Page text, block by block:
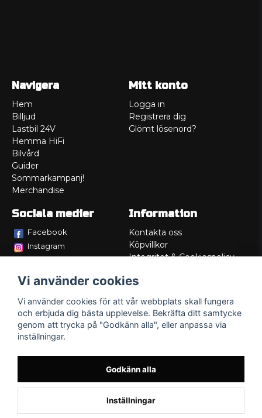
Navigera
Hem
Billjud
Lastbil 24V
Hemma HiFi
Bilvård
Guider
Sommarkampanj!
Merchandise
Mitt konto
Logga in
Registrera dig
Glömt lösenord?
Sociala medier
Facebook
Instagram
Information
Kontakta oss
Köpvillkor
Integritet & Cookiespolicy
Service/Garanti
Lådritning
Om oss
Vi använder cookies
Vi använder cookies för att vår webbplats skall fungera
och erbjuda dig bästa upplevelse. Bekräfta ditt samtycke
genom att trycka på "Godkänn alla", eller anpassa via
inställningar.
Godkänn alla
Inställningar